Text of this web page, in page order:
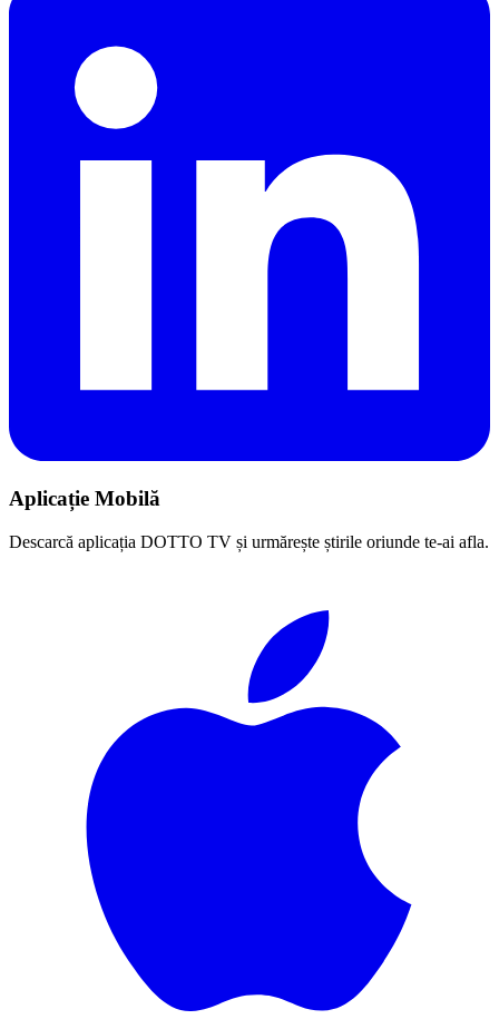
Aplicație Mobilă
Descarcă aplicația DOTTO TV și urmărește știrile oriunde te-ai afla.